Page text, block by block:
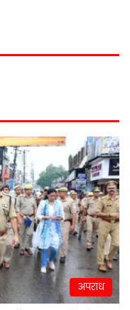
अपराध